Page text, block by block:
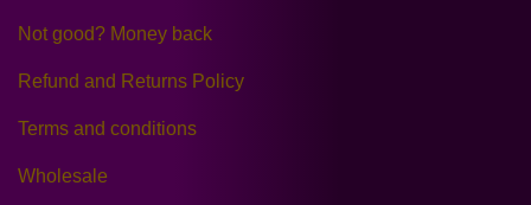
Not good? Money back
Refund and Returns Policy
Terms and conditions
Wholesale